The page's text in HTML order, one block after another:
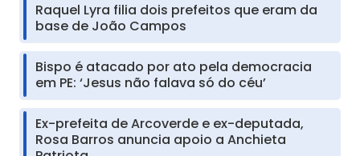
Raquel Lyra filia dois prefeitos que eram da
base de João Campos
Bispo é atacado por ato pela democracia
em PE: ‘Jesus não falava só do céu’
Ex-prefeita de Arcoverde e ex-deputada,
Rosa Barros anuncia apoio a Anchieta